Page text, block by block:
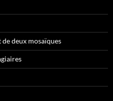
deux mosaïques